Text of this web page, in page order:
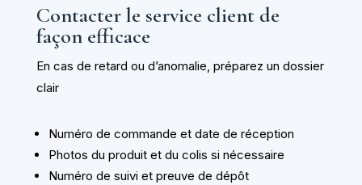
Contacter le service client de
façon efficace
En cas de retard ou d’anomalie, préparez un dossier
clair
Numéro de commande et date de réception
Photos du produit et du colis si nécessaire
Numéro de suivi et preuve de dépôt